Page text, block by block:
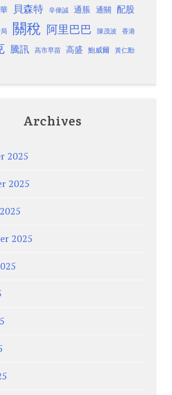
貝森特 辛偉誠 通脹 通關 配股
關稅 阿里巴巴 陳茂波 香港
騰訊 高市早苗 高盛 鮑威爾 黃仁勳
Archives
2025
2025
2025